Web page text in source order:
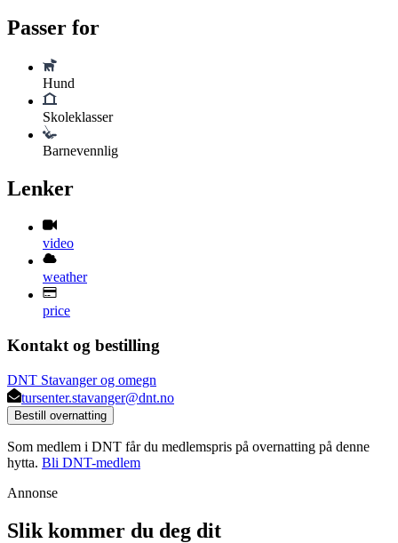
Passer for
Hund
Skoleklasser
Barnevennlig
Lenker
video
weather
price
Kontakt og bestilling
DNT Stavanger og omegn
tursenter.stavanger@dnt.no
Bestill overnatting
Som medlem i DNT får du medlemspris på overnatting på denne
hytta. Bli DNT-medlem
Annonse
Slik kommer du deg dit